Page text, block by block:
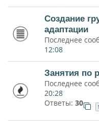
Создание
адаптации
Последнее
12:08
Занятия по
Последнее
20:28
Ответы: 30 1